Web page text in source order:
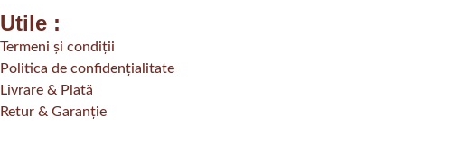
Utile :
Termeni și condiții
Politica de confidențialitate
Livrare & Plată
Retur & Garanție